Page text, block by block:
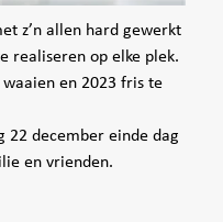
z’n allen hard gewerkt
realiseren op elke plek.
en 2023 fris te
22 december einde dag
en vrienden.